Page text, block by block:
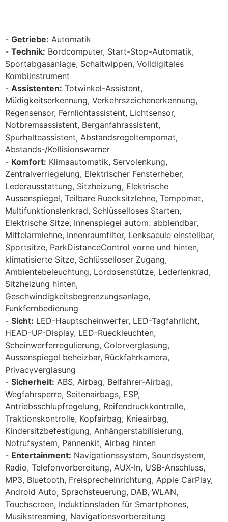
Getriebe: Automatik
Technik: Bordcomputer, Start-Stop-Automatik,
Sportabgasanlage, Schaltwippen, Volldigitales
Kombiinstrument
Assistenten: Totwinkel-Assistent,
Müdigkeitserkennung, Verkehrszeichenerkennung,
Regensensor, Fernlichtassistent, Lichtsensor,
Notbremsassistent, Berganfahrassistent,
Spurhalteassistent, Abstandsregeltempomat,
Abstands-/Kollisionswarner
Komfort: Klimaautomatik, Servolenkung,
Zentralverriegelung, Elektrischer Fensterheber,
Lederausstattung, Sitzheizung, Elektrische
Aussenspiegel, Teilbare Ruecksitzlehne, Tempomat,
Multifunktionslenkrad, Schlüsselloses Starten,
Elektrische Sitze, Innenspiegel autom. abblendbar,
Mittelarmlehne, Innenraumfilter, Lenksaeule einstellbar,
Sportsitze, ParkDistanceControl vorne und hinten,
klimatisierte Sitze, Schlüsselloser Zugang,
Ambientebeleuchtung, Lordosenstütze, Lederlenkrad,
Sitzheizung hinten,
Geschwindigkeitsbegrenzungsanlage,
Funkfernbedienung
Sicht: LED-Hauptscheinwerfer, LED-Tagfahrlicht,
HEAD-UP-Display, LED-Rueckleuchten,
Scheinwerferregulierung, Colorverglasung,
Aussenspiegel beheizbar, Rückfahrkamera,
Privacyverglasung
Sicherheit: ABS, Airbag, Beifahrer-Airbag,
Wegfahrsperre, Seitenairbags, ESP,
Antriebsschlupfregelung, Reifendruckkontrolle,
Traktionskontrolle, Kopfairbag, Knieairbag,
Kindersitzbefestigung, Anhängerstabilisierung,
Notrufsystem, Pannenkit, Airbag hinten
Entertainment: Navigationssystem, Soundsystem,
Radio, Telefonvorbereitung, AUX-In, USB-Anschluss,
MP3, Bluetooth, Freisprecheinrichtung, Apple CarPlay,
Android Auto, Sprachsteuerung, DAB, WLAN,
Touchscreen, Induktionsladen für Smartphones,
Musikstreaming, Navigationsvorbereitung